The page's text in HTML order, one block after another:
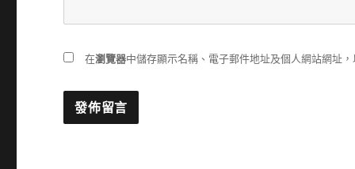
在瀏覽器中儲存顯示名稱、電子郵件地址及個人網站網址